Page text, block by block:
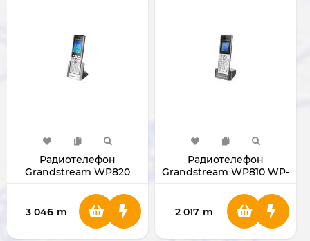
Радиотелефон
Grandstream WP820
3 046 m
Радиотелефон
Grandstream WP810 WP-
2 017 m